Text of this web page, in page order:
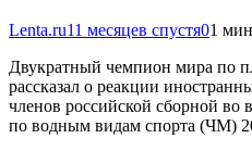
Lenta.ru11 месяцев спустя01
Двукратный чемпион мира по
рассказал о реакции
членов российской сборной во
по водным видам спорта (ЧМ)